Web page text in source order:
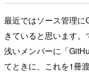
最近ではソース管理に
きていると思います
浅いメンバーに「
てときに、これを1冊